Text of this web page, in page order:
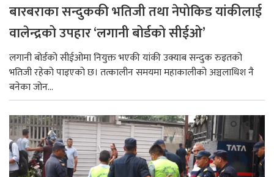
बारबराका सन्दुककी भतिजी तथा नेपोकिड यांकीलाई
वालेन्द्रको उपहार ‘लगानी बोर्डको सीईओ’
लगानी बोर्डको सीईओमा नियुक्त भएकी यांकी उक्याब सन्दुक रुइतको
भतिजी रहेको पाइएको छ। तत्कालीन समयमा महाकालीको अञ्चलाधिश नै
बनेका जोन...